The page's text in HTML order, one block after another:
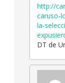
http://
caruso-
la-
DT de